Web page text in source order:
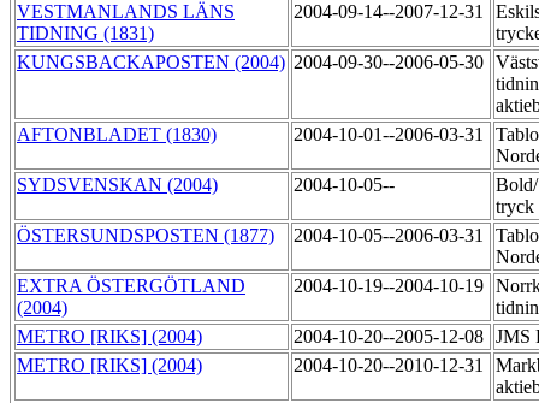
VESTMANLANDS LÄNS
TIDNING (1831)
2004-09-14--2007-12-31
KUNGSBACKAPOSTEN (2004) 2004-09-30--2006-05-30
AFTONBLADET (1830)
2004-10-01--2006-03-31
SYDSVENSKAN (2004)
2004-10-05--
Bold/
tryck
ÖSTERSUNDSPOSTEN (1877)
2004-10-05--2006-03-31
EXTRA ÖSTERGÖTLAND
(2004)
2004-10-19--2004-10-19
METRO [RIKS] (2004)
2004-10-20--2005-12-08 JMS
METRO [RIKS] (2004)
2004-10-20--2010-12-31